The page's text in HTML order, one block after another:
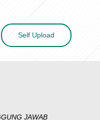
Self Upload
JAWAB